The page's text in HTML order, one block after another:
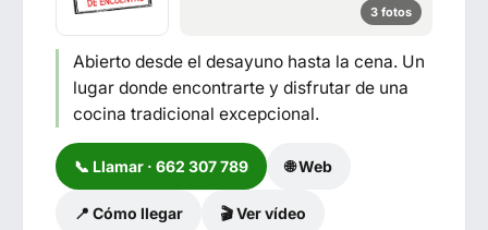
3 fotos
Abierto desde el desayuno hasta la cena. Un
lugar donde encontrarte y disfrutar de una
cocina tradicional excepcional.
📞 Llamar · 662 307 789 🌐 Web
📍 Cómo llegar 🎬 Ver vídeo